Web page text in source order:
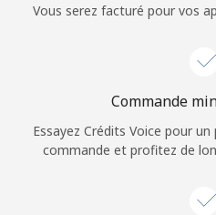
Vous serez facturé pour vos
Commande
Essayez Crédits Voice pour
commande et profitez de